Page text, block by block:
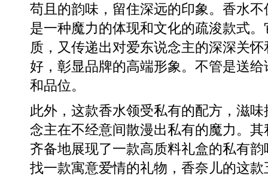
苟且的韵味，留住深远的印象。香水
是一种魔力的体现和文化的疏浚款式
质，又传递出对爱东说念主的深深关
好，彰显品牌的高端形象。不管是送
和品位。
此外，这款香水领受私有的配方，滋
念主在不经意间散漫出私有的魔力。
齐备地展现了一款高质料礼盒的私有
找一款寓意爱情的礼物，香奈儿的这